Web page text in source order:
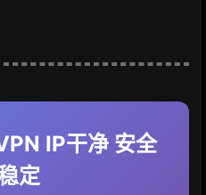
IP干净 安全
定